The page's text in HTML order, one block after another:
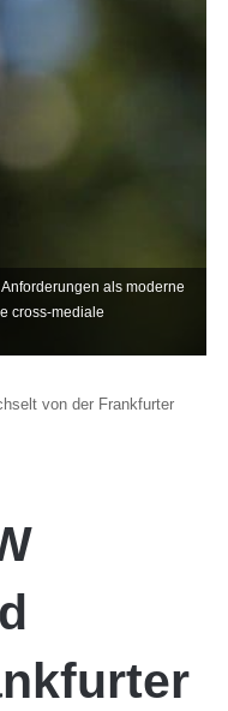
als moderne
cross-mediale
von der Frankfurter